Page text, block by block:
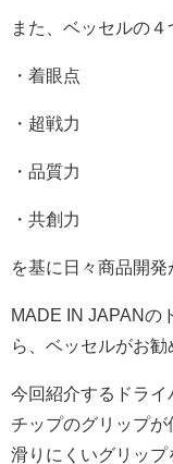
また、ベッセルの
・着眼点
・超戦力
・品質力
・共創力
を基に日々商品開発
MADE IN JAPANの
ら、ベッセルがお勧
今回紹介するドラ
チップのグリップ
滑りにくいグリップ